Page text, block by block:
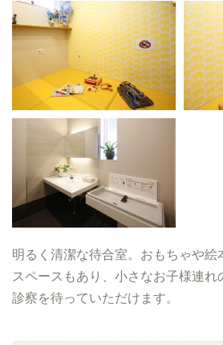
明るく清潔な待合室。おもちゃや
スペースもあり、小さなお子様連れ
診察を待っていただけます。